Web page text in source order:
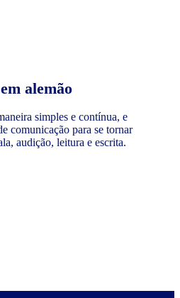
alemão
simples e contínua, e
comunicação para se tornar
audição, leitura e escrita.